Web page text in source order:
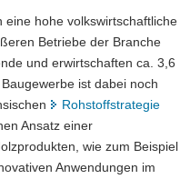
eine hohe volkswirtschaftliche
Betriebe der Branche
und erwirtschaften ca. 3,6
ist dabei noch
Rohstoffstrategie
Ansatz einer
wie zum Beispiel
Anwendungen im